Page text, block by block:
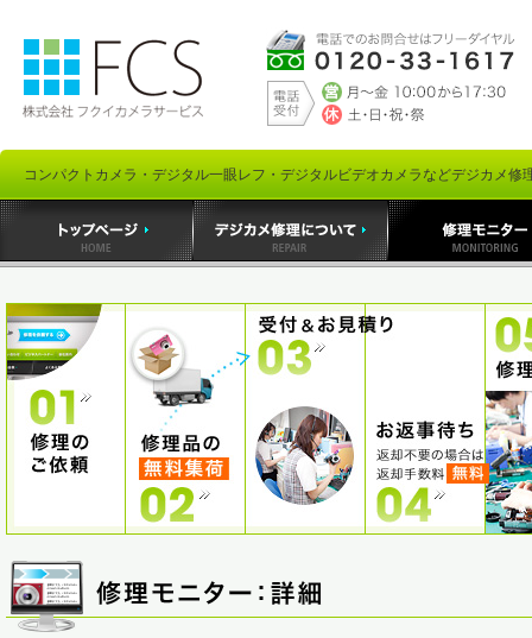
コンパクトカメラ・デジタル一眼レフ・デジタルビデオカメラなどデジカメ修